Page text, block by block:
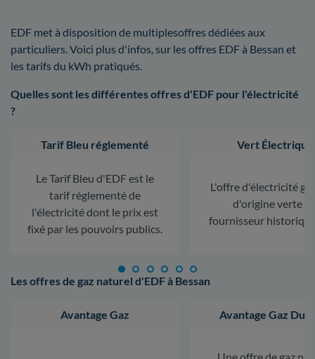
EDF met à disposition de multiplesoffres dédiées aux
particuliers. Voici plus d'infos, sur les offres EDF à Bessan et
les tarifs du kWh pratiqués.
Quelles sont les différentes offres d'EDF pour l'électricité
?
Tarif Bleu réglementé
Le Tarif Bleu d'EDF est le
tarif réglementé de
l'électricité dont le prix est
fixé par les pouvoirs publics.
Vert Électrique
L'offre d'électricité
d'origine verte
fournisseur
Les offres de gaz naturel d'EDF à Bessan
Avantage Gaz Avantage Gaz